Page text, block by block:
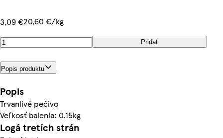
3,09 €20,60 €/kg
Pridať
Popis produktu
Popis
Trvanlivé pečivo
Veľkosť balenia: 0.15kg
Logá tretích strán